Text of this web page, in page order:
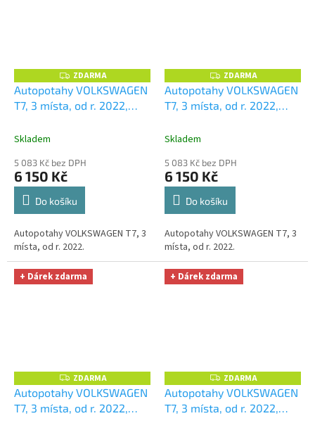
Z
D
A
M
ZDARMA
Autopotahy VOLKSWAGEN
T7, 3 místa, od r. 2022,
+ OPTIMÁL utěrka na auto
zdarma v hodnotě 329,-Kč
Skladem
5 083 Kč bez DPH
6 150 Kč
Do košíku
Autopotahy VOLKSWAGEN T7, 3
místa, od r. 2022.
Z
D
A
M
ZDARMA
Autopotahy VOLKSWAGEN
T7, 3 místa, od r. 2022,
oranžové
Smart Microfiber zdarma v
hodnotě 329,-Kč
Skladem
5 083 Kč bez DPH
6 150 Kč
Do košíku
Autopotahy VOLKSWAGEN T7, 3
místa, od r. 2022.
+ Dárek zdarma
Z
D
A
M
ZDARMA
Autopotahy VOLKSWAGEN
T7, 3 místa, od r. 2022,
+ Dárek zdarma
Z
D
A
M
ZDARMA
Autopotahy VOLKSWAGEN
T7, 3 místa, od r. 2022,